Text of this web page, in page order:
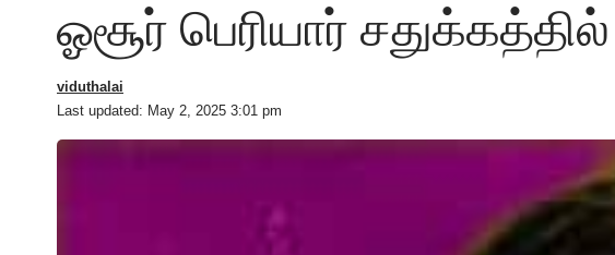
ஓசூர் பெரியார்
Last updated: May 2, 2025 3:01 pm
viduthalai